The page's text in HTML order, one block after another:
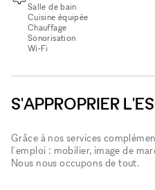
Salle de bain
Cuisine équipée
Chauffage
Sonorisation
Wi‑Fi
S'APPROPRIER
Grâce à nos services
l'emploi : mobilier, image de
Nous nous occupons de tout.